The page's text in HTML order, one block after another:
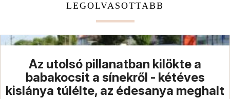
LEGOLVASOTTABB
Az utolsó pillanatban kilökte a
babakocsit a sínekről - kétéves
kislánya túlélte, az édesanya meghalt